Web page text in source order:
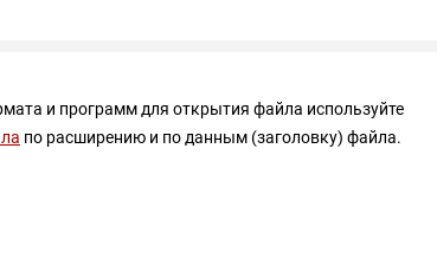
и программ для открытия файла используйте
по расширению и по данным (заголовку) файла.